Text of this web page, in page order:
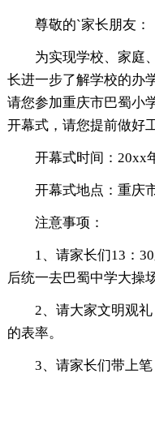
尊敬的`家长朋友：
为实现学校、家庭
长进一步了解学校的办
请您参加重庆市巴蜀小
开幕式，请您提前做好
开幕式时间：20xx
开幕式地点：重庆
注意事项：
1、请家长们13：
后统一去巴蜀中学大操场
2、请大家文明观
的表率。
3、请家长们带上笔